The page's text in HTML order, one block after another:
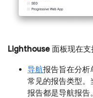
Lighthouse 面板现在支
导航报告旨在分析
常见的报告类型
报告都是导航报告。